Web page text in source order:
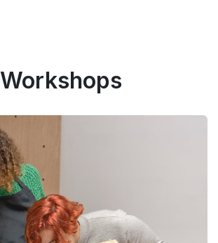
Workshops